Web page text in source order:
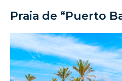
Praia de “Puerto